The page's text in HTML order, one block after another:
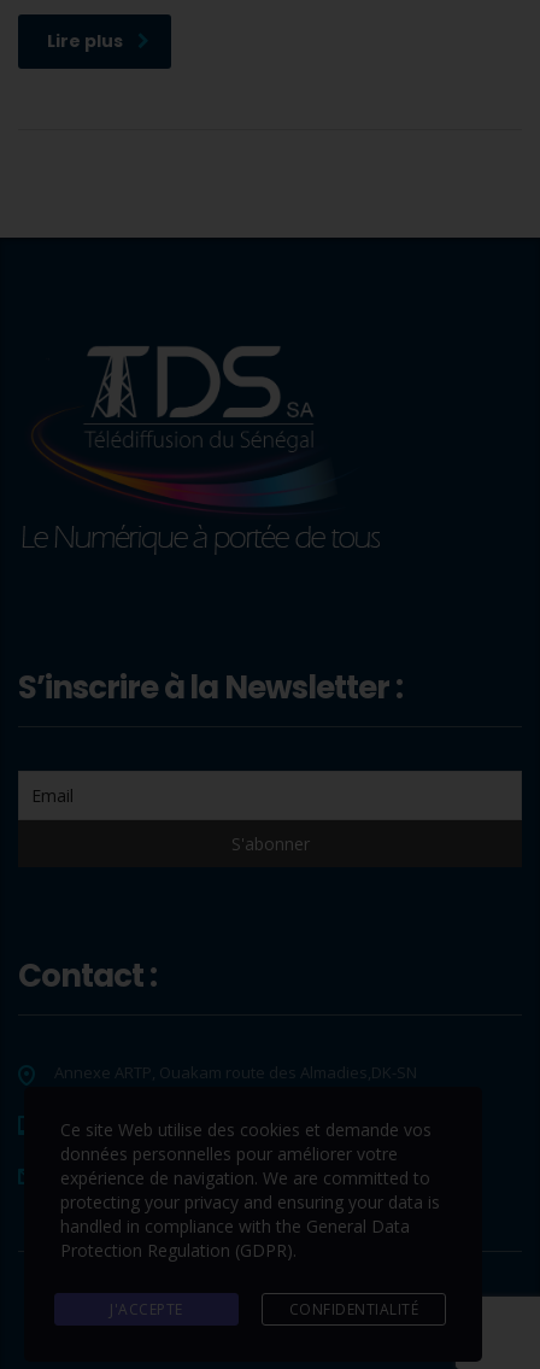
Lire plus
S’inscrire à la Newsletter :
Contact :
Annexe ARTP, Ouakam route des Almadies,DK-SN
+221 33 865 65 62
contact@www.tds-sa.sn
Ce site Web utilise des cookies et demande vos
données personnelles pour améliorer votre
expérience de navigation. We are committed to
protecting your privacy and ensuring your data is
handled in compliance with the General Data
Protection Regulation (GDPR).
J'ACCEPTE CONFIDENTIALITÉ